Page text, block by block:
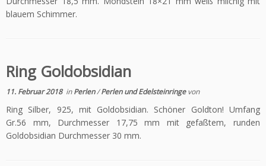
blauem Schimmer.
Ring Goldobsidian
11. Februar 2018inPerlen/Perlen und Edelsteinringevon
Ring Silber, 925, mit Goldobsidian. Schöner Goldton! Umfang
Gr.56 mm, Durchmesser 17,75 mm mit gefaßtem, runden
Goldobsidian Durchmesser 30 mm.